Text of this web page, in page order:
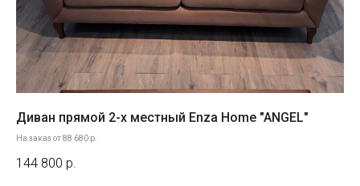
Диван прямой 2-х местный Enza Home "ANGEL"
На заказ от 88 680 р.
144 800 р.